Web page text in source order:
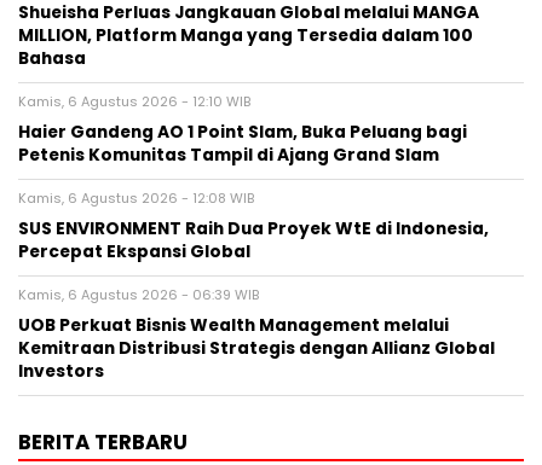
Shueisha Perluas Jangkauan Global melalui MANGA
MILLION, Platform Manga yang Tersedia dalam 100
Bahasa
Kamis, 6 Agustus 2026 - 12:10 WIB
Haier Gandeng AO 1 Point Slam, Buka Peluang bagi
Petenis Komunitas Tampil di Ajang Grand Slam
Kamis, 6 Agustus 2026 - 12:08 WIB
SUS ENVIRONMENT Raih Dua Proyek WtE di Indonesia,
Percepat Ekspansi Global
Kamis, 6 Agustus 2026 - 06:39 WIB
UOB Perkuat Bisnis Wealth Management melalui
Kemitraan Distribusi Strategis dengan Allianz Global
Investors
BERITA TERBARU